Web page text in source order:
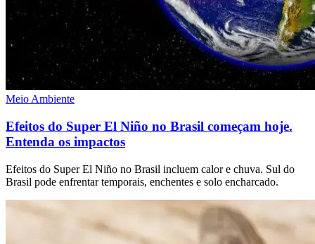
Meio Ambiente
Efeitos do Super El Niño no Brasil começam hoje.
Entenda os impactos
Efeitos do Super El Niño no Brasil incluem calor e chuva. Sul do
Brasil pode enfrentar temporais, enchentes e solo encharcado.